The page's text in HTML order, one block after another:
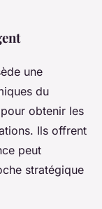
une
du
obtenir les
Ils offrent
peut
stratégique